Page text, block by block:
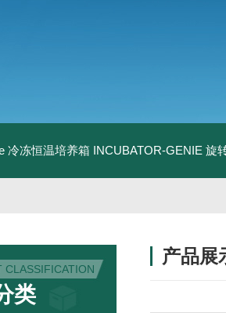
冷冻恒温培养箱 INCUBATOR-GENIE 旋
CLASSIFICATION
类
产品展